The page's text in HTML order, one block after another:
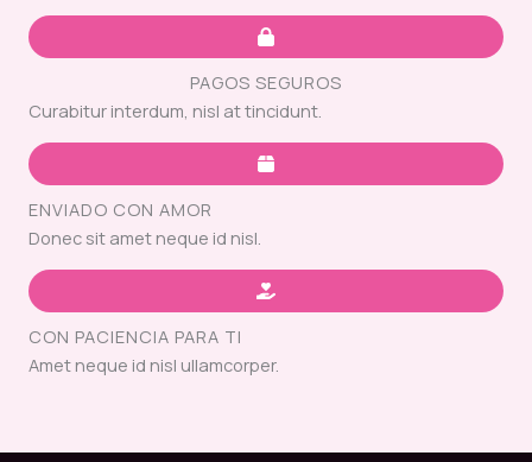
PAGOS SEGUROS
Curabitur interdum, nisl at tincidunt.
ENVIADO CON AMOR
Donec sit amet neque id nisl.
CON PACIENCIA PARA TI
Amet neque id nisl ullamcorper.